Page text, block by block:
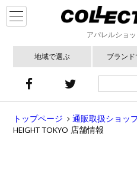
アパレルショ
地域で選ぶ ブラン
トップページ 通販取扱ショッ
HEIGHT TOKYO 店舗情報